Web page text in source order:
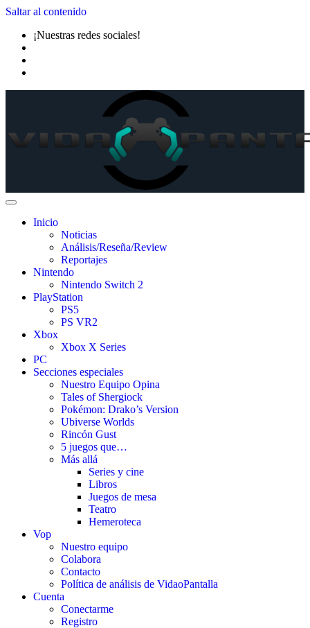
Saltar al contenido
¡Nuestras redes sociales!
Inicio
Noticias
Análisis/Reseña/Review
Reportajes
Nintendo
Nintendo Switch 2
PlayStation
PS5
PS VR2
Xbox
Xbox X Series
PC
Secciones especiales
Nuestro Equipo Opina
Tales of Shergiock
Pokémon: Drako’s Version
Ubiverse Worlds
Rincón Gust
5 juegos que…
Más allá
Series y cine
Libros
Juegos de mesa
Teatro
Hemeroteca
Vop
Nuestro equipo
Colabora
Contacto
Política de análisis de VidaoPantalla
Cuenta
Conectarme
Registro